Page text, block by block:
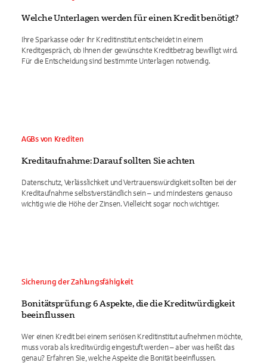
Welche Unterlagen werden für einen Kredit benötigt?
Ihre Sparkasse oder Ihr Kreditinstitut entscheidet in einem
Kreditgespräch, ob Ihnen der gewünschte Kreditbetrag bewilligt wird.
Für die Entscheidung sind bestimmte Unterlagen notwendig.
AGBs von Krediten
Kreditaufnahme: Darauf sollten Sie achten
Datenschutz, Verlässlichkeit und Vertrauenswürdigkeit sollten bei der
Kreditaufnahme selbstverständlich sein – und mindestens genauso
wichtig wie die Höhe der Zinsen. Vielleicht sogar noch wichtiger.
Sicherung der Zahlungsfähigkeit
Bonitätsprüfung: 6 Aspekte, die die Kreditwürdigkeit
beeinflussen
Wer einen Kredit bei einem seriösen Kreditinstitut aufnehmen möchte,
muss vorab als kreditwürdig eingestuft werden – aber was heißt das
genau? Erfahren Sie, welche Aspekte die Bonität beeinflussen.